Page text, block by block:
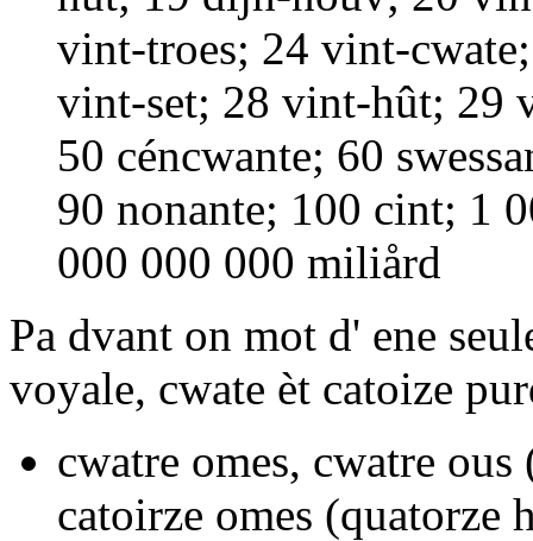
vint-troes; 24 vint-cwate
vint-set; 28 vint-hût; 29
50 céncwante; 60
90 nonante; 100 cint; 1
000 000 000 miliård
Pa dvant on mot d' ene
voyale, cwate èt catoize
cwatre omes, cwatre ous
catoirze omes (quatorze